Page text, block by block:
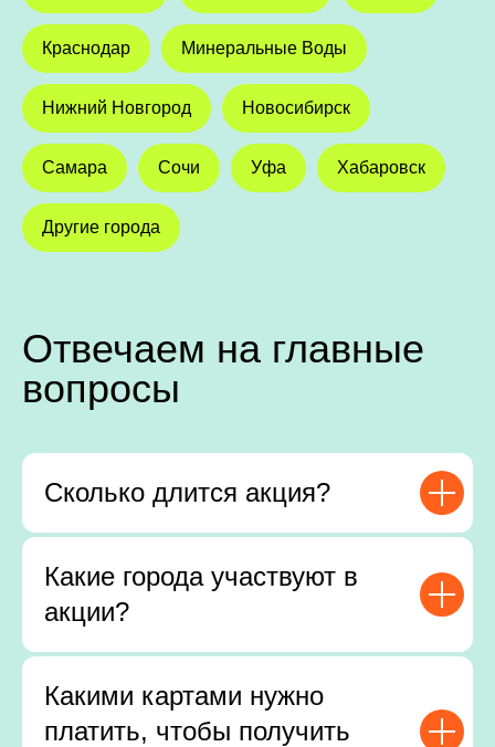
Краснодар Минеральные Воды
Нижний Новгород Новосибирск
Самара Сочи Уфа Хабаровск
Другие города
Отвечаем на главные
вопросы
Сколько длится акция?
Какие города участвуют в
акции?
Какими картами нужно
платить, чтобы получить